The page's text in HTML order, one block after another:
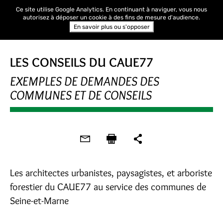
LES CONSEILS DU CAUE77
EXEMPLES DE DEMANDES DES
COMMUNES ET DE CONSEILS
Les architectes urbanistes, paysagistes, et arboriste
forestier du CAUE77 au service des communes de
Seine-et-Marne
Ce site utilise Google Analytics. En continuant à naviguer, vous nous
autorisez à déposer un cookie à des fins de mesure d'audience.
En savoir plus ou s'opposer